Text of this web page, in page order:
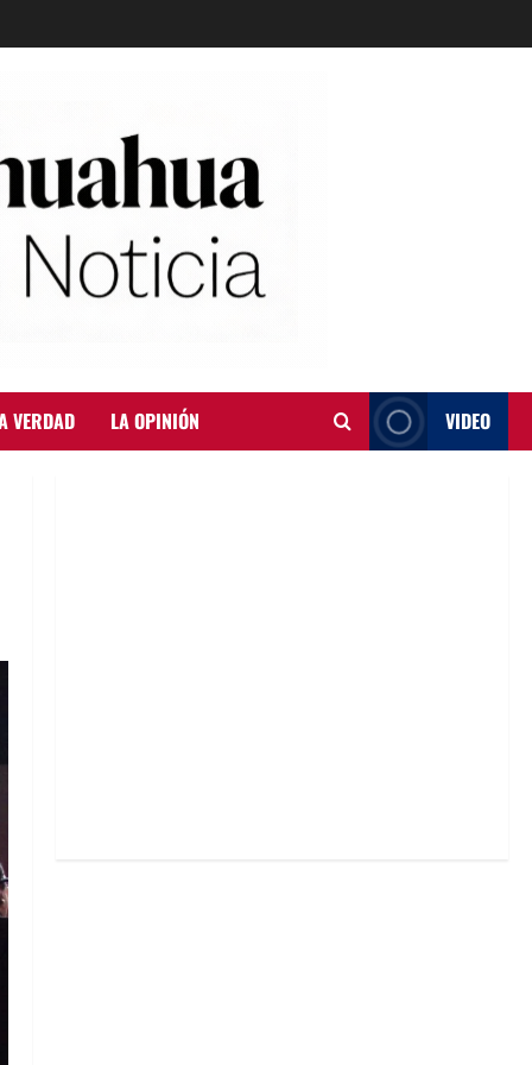
VERDAD LA OPINIÓN VIDEO